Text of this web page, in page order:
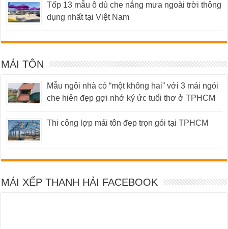
Tốp 13 mẫu ô dù che nắng mưa ngoài trời thông
dụng nhất tại Việt Nam
MÁI TÔN
Mẫu ngôi nhà có “một không hai” với 3 mái ngói
che hiên đẹp gợi nhớ ký ức tuổi thơ ở TPHCM
Thi công lợp mái tôn đẹp trọn gói tại TPHCM
MÁI XẾP THANH HẢI FACEBOOK